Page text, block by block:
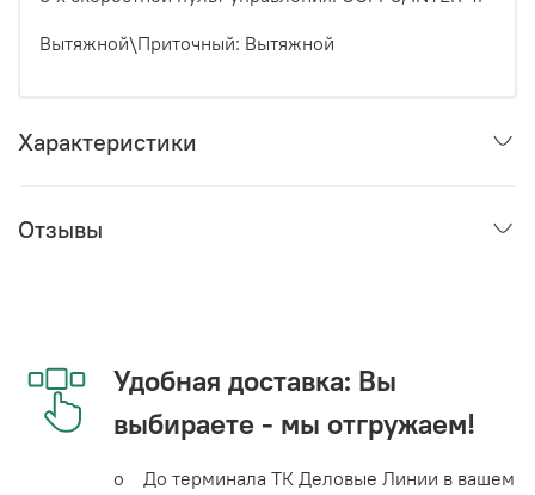
Вытяжной\Приточный: Вытяжной
Характеристики
Отзывы
Удобная доставка: Вы
выбираете - мы отгружаем!
o До терминала ТК Деловые Линии в вашем